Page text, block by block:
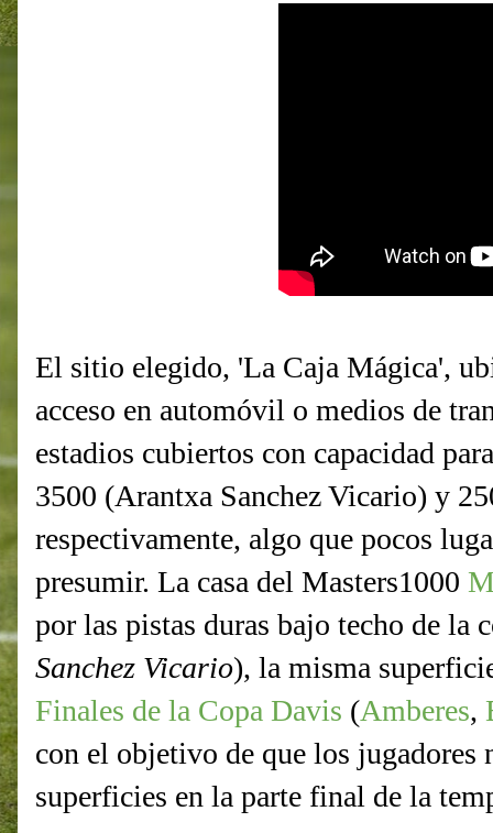
El sitio elegido, 'La Caja Mágica',
acceso en automóvil o medios de
estadios cubiertos con capacidad
3500 (Arantxa Sanchez Vicario) y
respectivamente, algo que pocos
presumir. La casa del Masters1000
por las pistas duras bajo techo de la
Sanchez Vicario), la misma
Finales de la Copa Davis (Amberes,
con el objetivo de que los jugadores
superficies en la parte final de la